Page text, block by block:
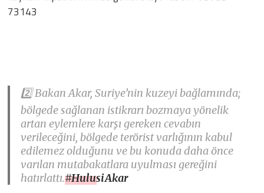
73143
2️⃣ Bakan Akar, Suriye’nin kuzeyi bağlamında;
bölgede sağlanan istikrarı bozmaya yönelik
artan eylemlere karşı gereken cevabın
verileceğini, bölgede terörist varlığının kabul
edilemez olduğunu ve bu konuda daha önce
varılan mutabakatlara uyulması gereğini
hatırlattı.#HulusiAkar